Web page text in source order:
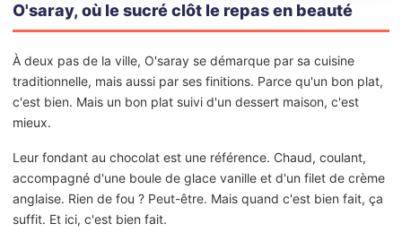
O'saray, où le sucré clôt le repas en beauté
À deux pas de la ville, O'saray se démarque par sa cuisine
traditionnelle, mais aussi par ses finitions. Parce qu'un bon plat,
c'est bien. Mais un bon plat suivi d'un dessert maison, c'est
mieux.
Leur fondant au chocolat est une référence. Chaud, coulant,
accompagné d'une boule de glace vanille et d'un filet de crème
anglaise. Rien de fou ? Peut-être. Mais quand c'est bien fait, ça
suffit. Et ici, c'est bien fait.